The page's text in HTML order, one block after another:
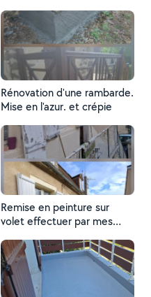
Rénovation d'une rambarde.
Mise en l'azur. et crépie
Remise en peinture sur
volet effectuer par mes
contacter merci.